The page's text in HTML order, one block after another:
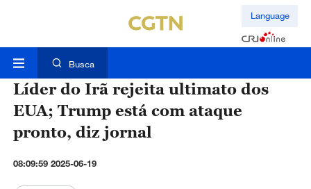
Language
Busca
Líder do Irã rejeita ultimato dos
EUA; Trump está com ataque
pronto, diz jornal
08:09:59 2025-06-19